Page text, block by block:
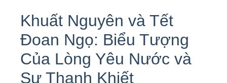
Khuất Nguyên và Tết
Đoan Ngọ: Biểu Tượng
Của Lòng Yêu Nước và
Sự Thanh Khiết